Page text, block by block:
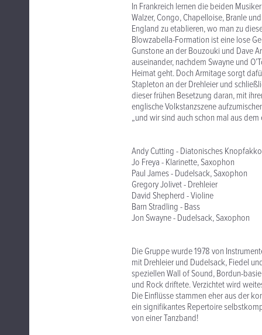
In Frankreich lernen die beiden
Walzer, Congo, Chapelloise, Branle
England zu etablieren, wo man zu
Blowzabella-Formation ist eine lose
Gunstone an der Bouzouki und Dave
auseinander, nachdem Swayne und
Heimat geht. Doch Armitage sorgt
Stapleton an der Drehleier und
dieser frühen Besetzung daran, mit
englische Volkstanzszene
„und wir sind auch schon mal aus
Andy Cutting - Diatonisches
Jo Freya - Klarinette, Saxophon
Paul James - Dudelsack, Saxophon
Gregory Jolivet - Drehleier
David Shepherd - Violine
Barn Stradling - Bass
Jon Swayne - Dudelsack, Saxophon
Die Gruppe wurde 1978 von
mit Drehleier und Dudelsack, Fiedel
speziellen Wall of Sound, Bordun-
und Rock driftete. Verzichtet wird
Die Einflüsse stammen eher aus der
ein signifikantes Repertoire
von einer Tanzband!